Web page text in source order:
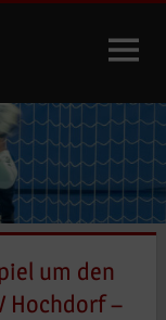
um den
Hochdorf –